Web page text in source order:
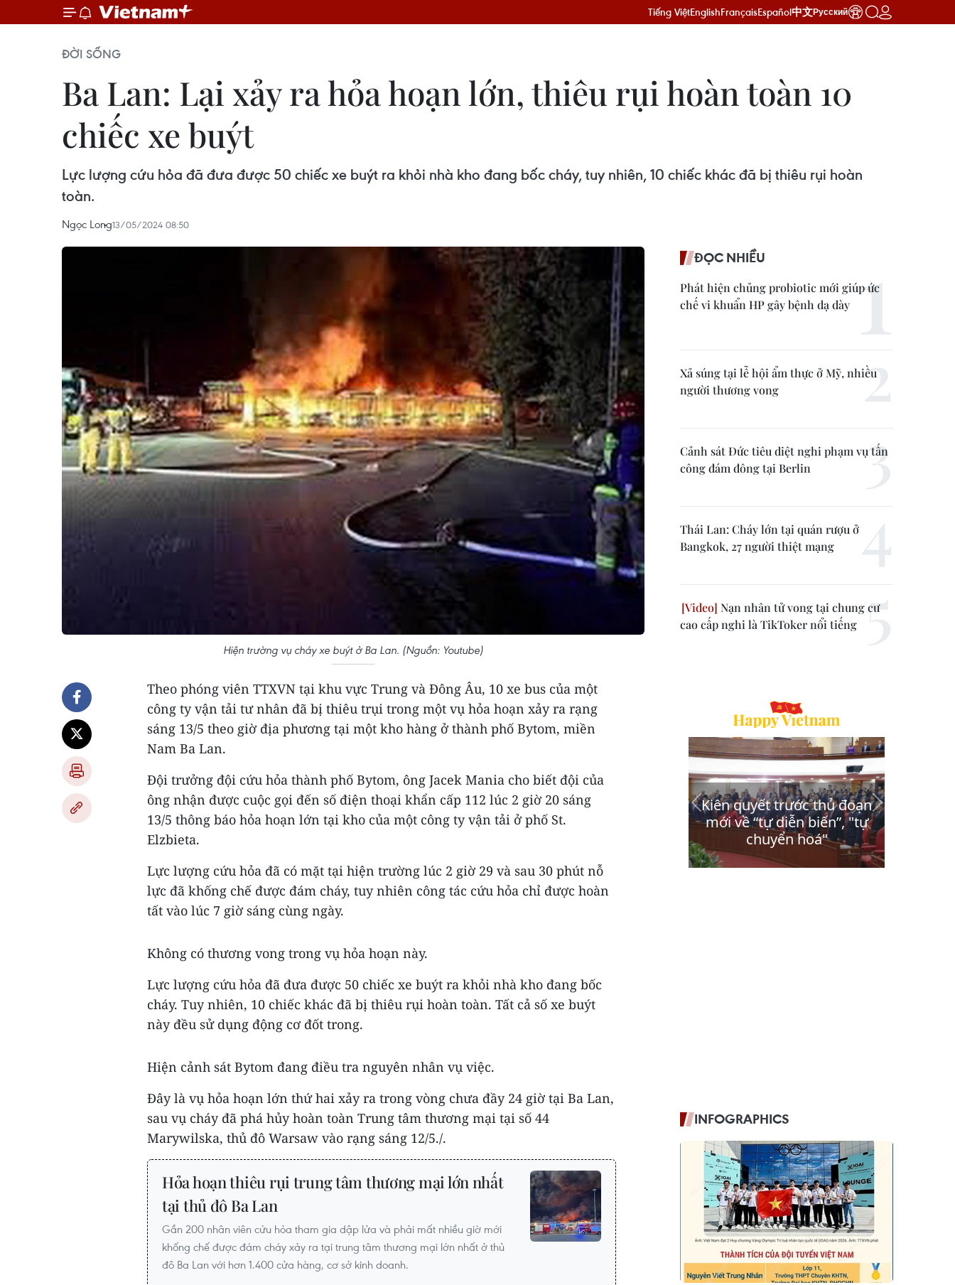
Tiếng ViệtEnglishFrançaisEspañol中文Русский
ĐỜI SỐNG
Ba Lan: Lại xảy ra hỏa hoạn lớn, thiêu rụi hoàn toàn 10
chiếc xe buýt
Lực lượng cứu hỏa đã đưa được 50 chiếc xe buýt ra khỏi nhà kho đang bốc cháy, tuy nhiên, 10 chiếc khác đã bị thiêu rụi hoàn
toàn.
Ngọc Long13/05/2024 08:50
Hiện trường vụ cháy xe buýt ở Ba Lan. (Nguồn: Youtube)
Theo phóng viên TTXVN tại khu vực Trung và Đông Âu, 10 xe bus của một
công ty vận tải tư nhân đã bị thiêu trụi trong một vụ hỏa hoạn xảy ra rạng
sáng 13/5 theo giờ địa phương tại một kho hàng ở thành phố Bytom, miền
Nam Ba Lan.
Đội trưởng đội cứu hỏa thành phố Bytom, ông Jacek Mania cho biết đội của
ông nhận được cuộc gọi đến số điện thoại khẩn cấp 112 lúc 2 giờ 20 sáng
13/5 thông báo hỏa hoạn lớn tại kho của một công ty vận tải ở phố St.
Elzbieta.
Lực lượng cứu hỏa đã có mặt tại hiện trường lúc 2 giờ 29 và sau 30 phút nỗ
lực đã khống chế được đám cháy, tuy nhiên công tác cứu hỏa chỉ được hoàn
tất vào lúc 7 giờ sáng cùng ngày.
Không có thương vong trong vụ hỏa hoạn này.
Lực lượng cứu hỏa đã đưa được 50 chiếc xe buýt ra khỏi nhà kho đang bốc
cháy. Tuy nhiên, 10 chiếc khác đã bị thiêu rụi hoàn toàn. Tất cả số xe buýt
này đều sử dụng động cơ đốt trong.
Hiện cảnh sát Bytom đang điều tra nguyên nhân vụ việc.
Đây là vụ hỏa hoạn lớn thứ hai xảy ra trong vòng chưa đầy 24 giờ tại Ba Lan,
sau vụ cháy đã phá hủy hoàn toàn Trung tâm thương mại tại số 44
Marywilska, thủ đô Warsaw vào rạng sáng 12/5./.
Hỏa hoạn thiêu rụi trung tâm thương mại lớn nhất
tại thủ đô Ba Lan
Gần 200 nhân viên cứu hỏa tham gia dập lửa và phải mất nhiều giờ mới
khống chế được đám cháy xảy ra tại trung tâm thương mại lớn nhất ở thủ
đô Ba Lan với hơn 1.400 cửa hàng, cơ sở kinh doanh.
ĐỌC NHIỀU
Phát hiện chủng probiotic mới giúp ức
chế vi khuẩn HP gây bệnh dạ dày
Xả súng tại lễ hội ẩm thực ở Mỹ, nhiều
người thương vong
Cảnh sát Đức tiêu diệt nghi phạm vụ tấn
công đám đông tại Berlin
Thái Lan: Cháy lớn tại quán rượu ở
Bangkok, 27 người thiệt mạng
Nạn nhân tử vong tại chung cư
cao cấp nghi là TikToker nổi tiếng
INFOGRAPHICS